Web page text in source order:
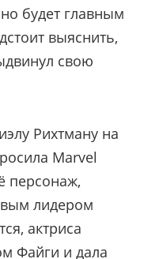
будет главным
выяснить,
свою
Рихтману на
Marvel
персонаж,
лидером
актриса
Файги и дала